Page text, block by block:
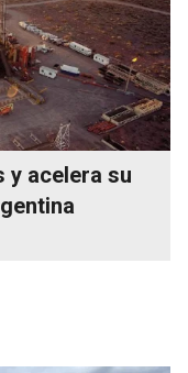
y acelera su